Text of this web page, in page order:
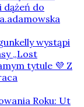
Roku: Ut